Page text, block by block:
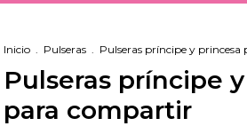
Inicio . Pulseras . Pulseras príncipe y
Pulseras príncipe
para compartir